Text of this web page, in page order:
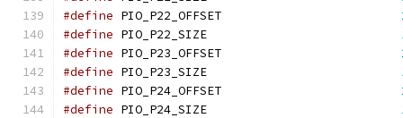
#define PIO_P22_OFFSET
#define PIO_P22_SIZE
#define PIO_P23_OFFSET
#define PIO_P23_SIZE
#define PIO_P24_OFFSET
#define PIO_P24_SIZE